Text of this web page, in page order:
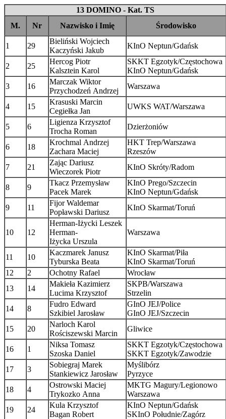
13 DOMINO - Kat. TS
M.
Nr Nazwisko i Imię Środowisko
1 29
Bieliński Wojciech
Kaczyński Jakub
KInO Neptun/Gdańsk
2 25
Hercog Piotr
Kalsztein Karol
SKKT Egzotyk/Częstochowa
KInO Neptun/Gdańsk
3
16
Marczak Wiktor
Przychodzeń Andrzej
Warszawa
4 15
Krasuski Marcin
Cegiełka Jan
UWKS WAT/Warszawa
5 6
Ligienza Krzysztof
Trocha Roman
Dzierżoniów
6 18
Krochmal Andrzej
Zachara Maciej
HKT Trep/Warszawa
Rzeszów
7
21
Zając Dariusz
Wieczorek Piotr
KInO Skróty/Radom
8 9
Tkacz Przemysław
Pacek Marek
KInO Prego/Szczecin
KInO Neptun/Gdańsk
9
11
Fijor Waldemar
Popławski Dariusz
KInO Skarmat/Toruń
10 12
Herman-Iżycki Leszek
Herman-
Iżycka Urszula
Warszawa
11 10
Kaczmarek Janusz
Tyburska Beata
KInO Skarmat/Piła
KInO Skarmat/Toruń
12
2 Ochotny Rafael
Wrocław
13
14
Makieła Kazimierz
Lucima Krzysztof
SKPB/Warszawa
Strzelin
14
8
Fudro Edward
Szkibiel Jarosław
GInO JEJ/Police
GInO JEJ/Szczecin
15
20
Narloch Karol
Rościszewski Marcin
Gliwice
16 1
Niksa Tomasz
Szoska Daniel
SKKT Egzotyk/Częstochowa
SKKT Egzotyk/Zawodzie
17
3
Sobiegraj Marek
Stankiewicz Jarosław
Myślibórz
Pyrzyce
18
4
Ostrowski Maciej
Trykozko Anna
MKTG Magury/Legionowo
Warszawa
19
24
Kula Krzysztof
Bagan Robert
KInO Neptun/Gdańsk
SKInO Południe/Zagórz